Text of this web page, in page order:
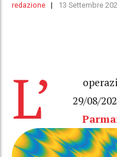
redazione 13 Settembre
L’
29/08/